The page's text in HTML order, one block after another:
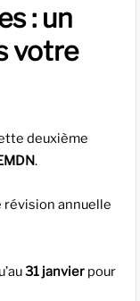
: un
votre
deuxième
.
révision annuelle
31 janvier pour